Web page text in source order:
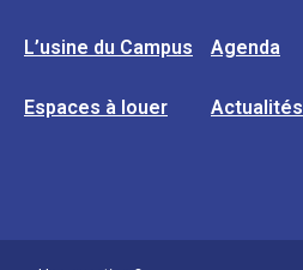
L’usine du Campus Agenda
Espaces à louer Actualités